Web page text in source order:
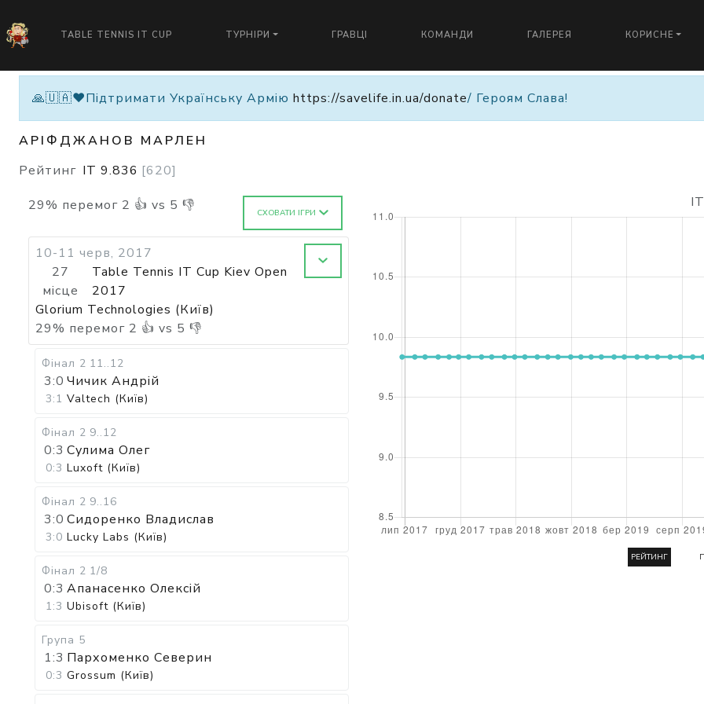
TABLE TENNIS IT CUP ТУРНІРИ ГРАВЦІ КОМАНДИ ГАЛЕРЕЯ КОРИСНЕ
🙏🇺🇦❤️Підтримати Українську Армію https://savelife.in.ua/donate/ Героям Слава!
АРІФДЖАНОВ МАРЛЕН
Рейтинг IT 9.836 [620]
29% перемог 2 👍 vs 5 👎 СХОВАТИ ІГРИ
10-11 черв, 2017
27
місце
Table Tennis IT Cup Kiev Open
2017
Glorium Technologies (Київ)
29% перемог 2 👍 vs 5 👎
Фінал 2 11..12
3:0 Чичик Андрій
3:1 Valtech (Київ)
Фінал 2 9..12
0:3 Сулима Олег
0:3 Luxoft (Київ)
Фінал 2 9..16
3:0 Сидоренко Владислав
3:0 Lucky Labs (Київ)
Фінал 2 1/8
0:3 Апанасенко Олексій
1:3 Ubisoft (Київ)
Група 5
1:3 Пархоменко Северин
0:3 Grossum (Київ)
IT
РЕЙТИНГ